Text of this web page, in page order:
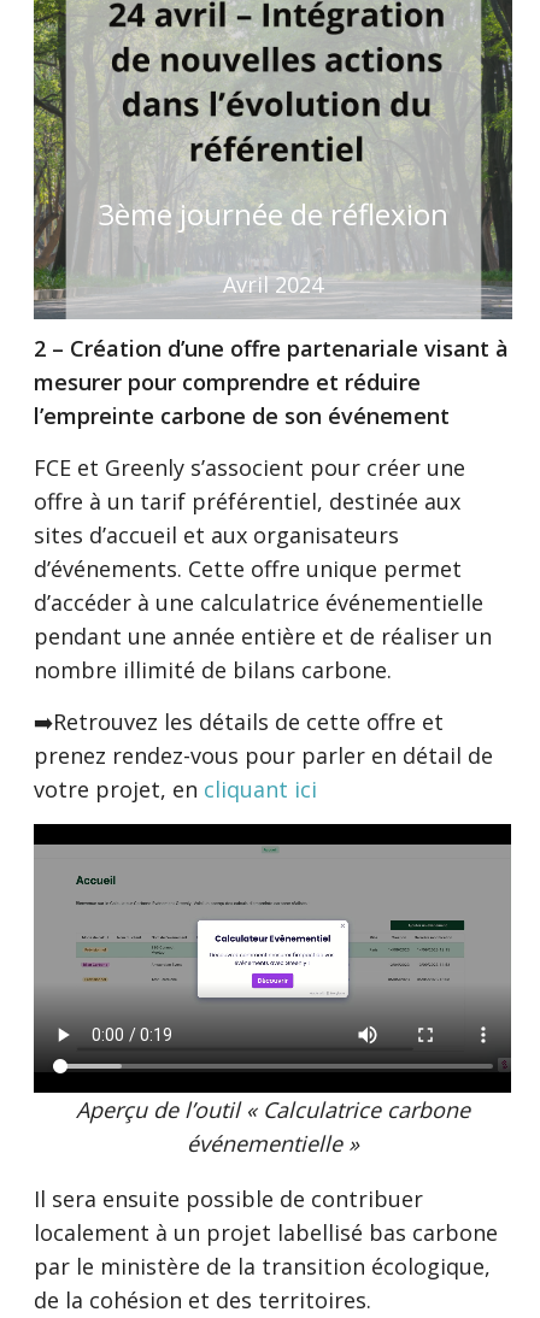
3ème journée de réflexion
Avril 2024
2 – Création d’une offre partenariale visant à
mesurer pour comprendre et réduire
l’empreinte carbone de son événement
FCE et Greenly s’associent pour créer une
offre à un tarif préférentiel, destinée aux
sites d’accueil et aux organisateurs
d’événements. Cette offre unique permet
d’accéder à une calculatrice événementielle
pendant une année entière et de réaliser un
nombre illimité de bilans carbone.
➡️Retrouvez les détails de cette offre et
prenez rendez-vous pour parler en détail de
votre projet, en cliquant ici
Aperçu de l’outil « Calculatrice carbone
événementielle »
Il sera ensuite possible de contribuer
localement à un projet labellisé bas carbone
par le ministère de la transition écologique,
de la cohésion et des territoires.